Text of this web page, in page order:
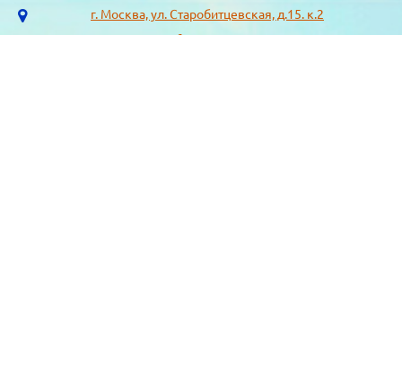
г. Москва, ул. Старобитцевская, д.15. к.2
info@sotizz.ru